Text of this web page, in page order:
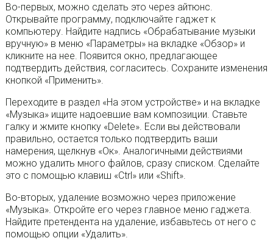
Во-первых, можно сделать это через айтюнс.
Открывайте программу, подключайте гаджет к
компьютеру. Найдите надпись «Обрабатывание музыки
вручную» в меню «Параметры» на вкладке «Обзор» и
кликните на нее. Появится окно, предлагающее
подтвердить действия, согласитесь. Сохраните изменения
кнопкой «Применить».
Переходите в раздел «На этом устройстве» и на вкладке
«Музыка» ищите надоевшие вам композиции. Ставьте
галку и жмите кнопку «Delete». Если вы действовали
правильно, остается только подтвердить ваши
намерения, щелкнув «Ок». Аналогичными действиями
можно удалить много файлов, сразу списком. Сделайте
это с помощью клавиш «Ctrl» или «Shift».
Во-вторых, удаление возможно через приложение
«Музыка». Откройте его через главное меню гаджета.
Найдите претендента на удаление, избавьтесь от него с
помощью опции «Удалить».